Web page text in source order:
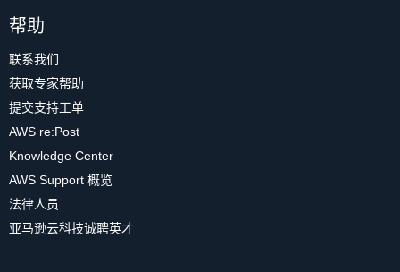
帮助
联系我们
获取专家帮助
提交支持工单
AWS re:Post
Knowledge Center
AWS Support 概览
法律人员
亚马逊云科技诚聘英才